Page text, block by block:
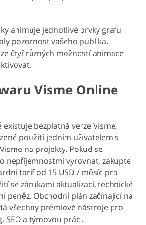
animuje jednotlivé prvky grafu
pozornost vašeho publika.
čtyř různých možností animace
Visme Online
existuje bezplatná verze Visme,
použití jedním uživatelem s
na projekty. Pokud se
nepříjemnostmi vyrovnat, zakupte
tarif od 15 USD / měsíc pro
se zárukami aktualizací, technické
peněz. Obchodní plán začínající na
všechny prémiové nástroje pro
SEO a týmovou práci.